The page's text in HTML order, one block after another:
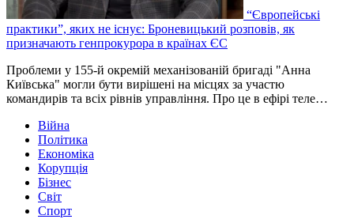
“Європейські
практики”, яких не існує: Броневицький розповів, як
призначають генпрокурора в країнах ЄС
Проблеми у 155-й окремій механізованій бригаді "Анна
Київська" могли бути вирішені на місцях за участю
командирів та всіх рівнів управління. Про це в ефірі теле…
Війна
Політика
Економіка
Корупція
Бізнес
Світ
Спорт